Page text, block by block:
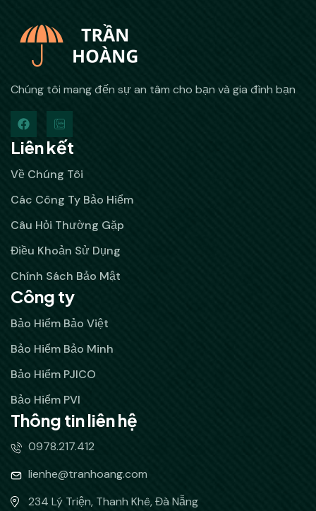
Chúng tôi mang đến sự an tâm cho bạn và gia đình bạn
Liên kết
Về Chúng Tôi
Các Công Ty Bảo Hiểm
Câu Hỏi Thường Gặp
Điều Khoản Sử Dụng
Chính Sách Bảo Mật
Công ty
Bảo Hiểm Bảo Việt
Bảo Hiểm Bảo Minh
Bảo Hiểm PJICO
Bảo Hiểm PVI
Thông tin liên hệ
0978.217.412
lienhe@tranhoang.com
234 Lý Triện, Thanh Khê, Đà Nẵng